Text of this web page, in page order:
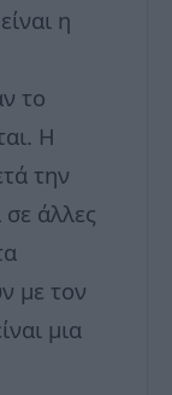
η
το
Η
την
άλλες
με τον
μια